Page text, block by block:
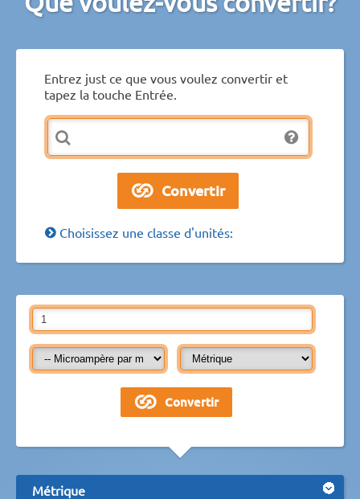
Entrez just ce que vous voulez convertir et
tapez la touche Entrée.
Choisissez une classe d'unités:
Métrique